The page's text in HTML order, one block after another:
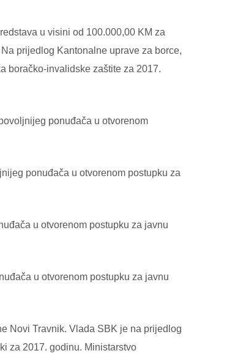
u visini od 100.000,00 KM za
prijedlog Kantonalne uprave za borce,
boračko-invalidske zaštite za 2017.
ponuđača u otvorenom
ponuđača u otvorenom postupku za
u otvorenom postupku za javnu
u otvorenom postupku za javnu
Novi Travnik. Vlada SBK je na prijedlog
za 2017. godinu. Ministarstvo